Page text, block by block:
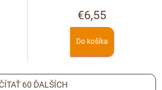
ruža
€6,55
Do košíka
60 ĎALŠÍCH